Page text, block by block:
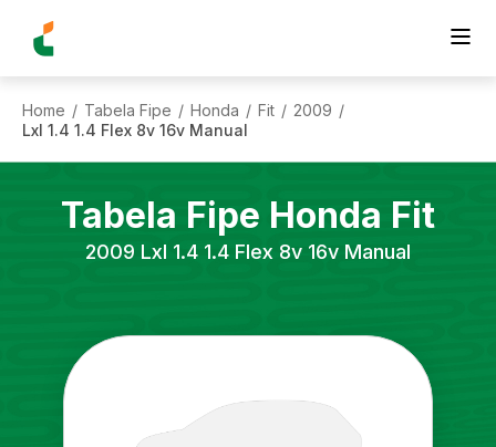
Home / Tabela Fipe / Honda / Fit / 2009 /
Lxl 1.4 1.4 Flex 8v 16v Manual
Tabela Fipe Honda Fit
2009 Lxl 1.4 1.4 Flex 8v 16v Manual